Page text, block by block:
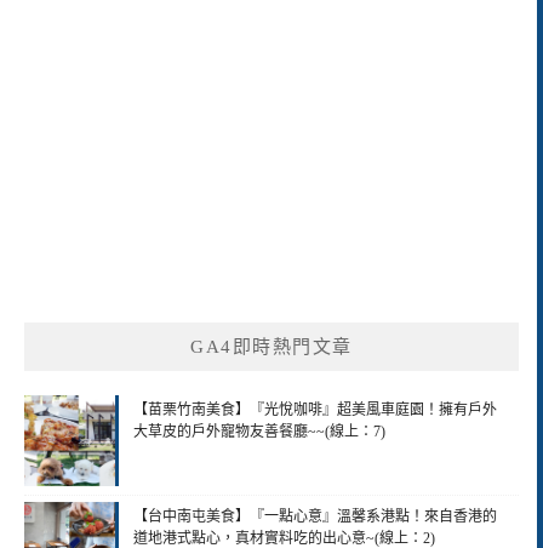
GA4即時熱門文章
【苗栗竹南美食】『光悅咖啡』超美風車庭園！擁有戶外
大草皮的戶外寵物友善餐廳~~(線上：7)
【台中南屯美食】『一點心意』溫馨系港點！來自香港的
道地港式點心，真材實料吃的出心意~(線上：2)